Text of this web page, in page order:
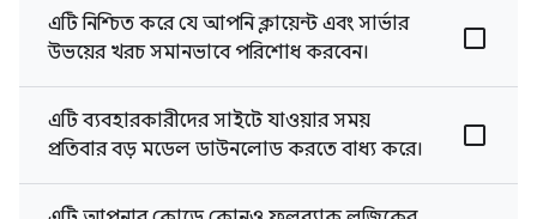
এটি নিশ্চিত করে যে আপনি ক্লায়েন্ট এবং সার্ভার
উভয়ের খরচ সমানভাবে পরিশোধ করবেন।
এটি ব্যবহারকারীদের সাইটে যাওয়ার সময়
প্রতিবার বড় মডেল ডাউনলোড করতে বাধ্য করে।